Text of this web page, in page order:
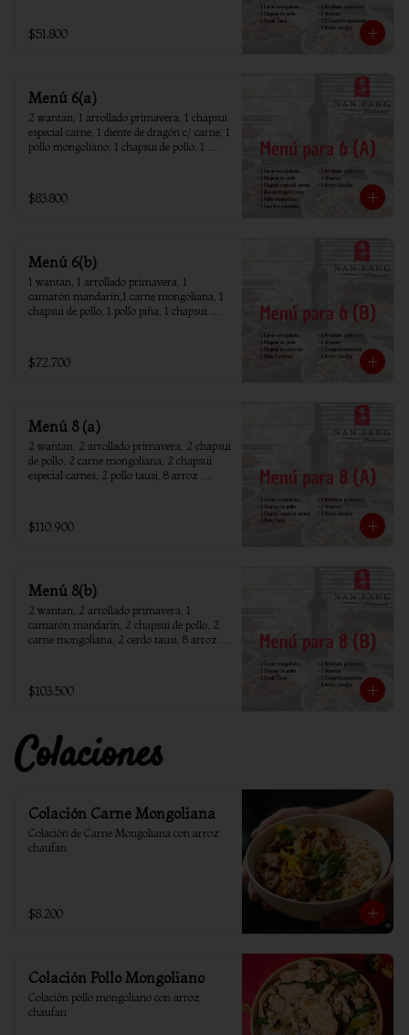
$51.800
Menú 6(a)
2 wantan, 1 arrollado primavera, 1 chapsui
especial carne, 1 diente de dragón c/ carne, 1
pollo mongoliano, 1 chapsui de pollo, 1
$83.800
Menú 6(b)
1 wantan, 1 arrollado primavera, 1
camarón mandarín,1 carne mongoliana, 1
chapsui de pollo, 1 pollo piña, 1 chapsui
$72.700
Menú 8 (a)
2 wantan, 2 arrollado primavera, 2 chapsui
de pollo, 2 carne mongoliana, 2 chapsui
especial carnes, 2 pollo tausi, 8 arroz
$110.900
Menú 8(b)
2 wantan, 2 arrollado primavera, 1
camarón mandarín, 2 chapsui de pollo, 2
carne mongoliana, 2 cerdo tausi, 8 arroz
$103.500
Colaciones
Colación Carne Mongoliana
Colación de Carne Mongoliana con arroz
chaufan
$8.200
Colación Pollo Mongoliano
Colación pollo mongoliano con arroz
chaufan